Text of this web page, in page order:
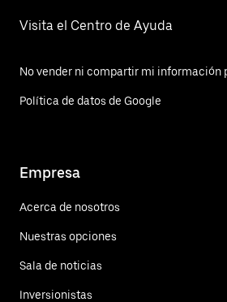
Visita el Centro de Ayuda
No vender ni compartir mi información
Política de datos de Google
Empresa
Acerca de nosotros
Nuestras opciones
Sala de noticias
Inversionistas